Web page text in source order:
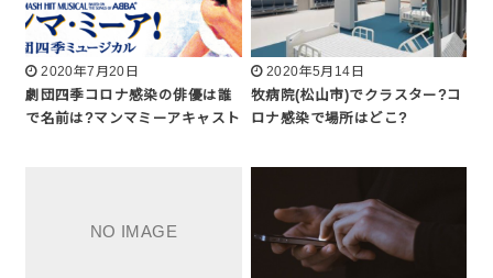
2020年7月20日
劇団四季コロナ感染の俳優は誰
で名前は?マンマミーアキャスト
2020年5月14日
牧病院(松山市)でクラスター?コ
ロナ感染で場所はどこ?